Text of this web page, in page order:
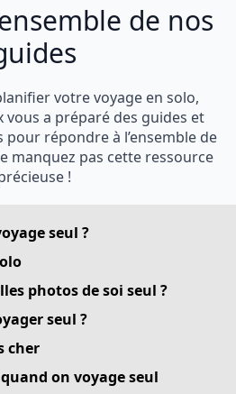
de nos
votre voyage en solo,
a préparé des guides et
répondre à l’ensemble de
manquez pas cette ressource
!
seul ?
photos de soi seul ?
seul ?
cher
on voyage seul